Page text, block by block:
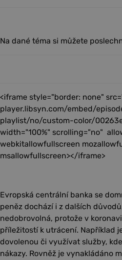
Na dané téma si můžete
<iframe style="border: none"
player.libsyn.com/embed/
playlist/no/custom-color/
width="100%" scrolling="no"
webkitallowfullscreen
msallowfullscreen></iframe>
Evropská centrální banka se
peněz dochází i z dalších
nedobrovolná, protože v
příležitostí k utrácení. Například
dovolenou či využívat služby,
nákazy. Rovněž je vynakládáno